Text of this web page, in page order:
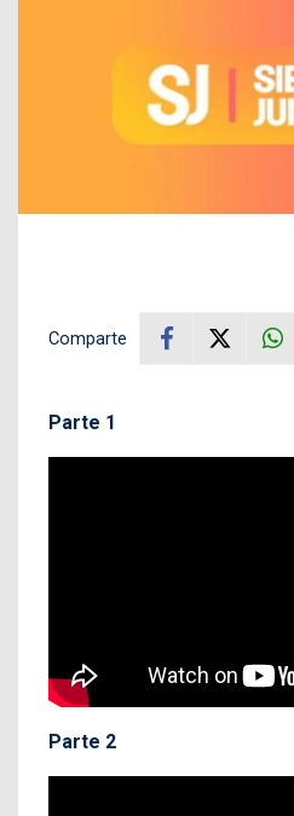
Comparte
Parte 1
Parte 2